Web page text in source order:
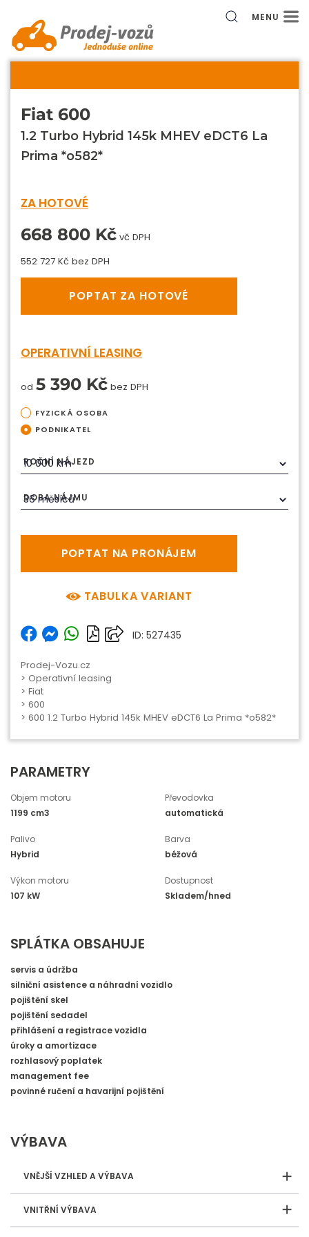
MENU
Fiat 600
1.2 Turbo Hybrid 145k MHEV eDCT6 La
Prima *o582*
ZA HOTOVÉ
668 800 Kč vč DPH
552 727 Kč bez DPH
POPTAT ZA HOTOVÉ
OPERATIVNÍ LEASING
od 5 390 Kč bez DPH
FYZICKÁ OSOBA
PODNIKATEL
ROČNÍ NÁJEZD
DOBA NÁJMU
POPTAT NA PRONÁJEM
TABULKA VARIANT
ID: 527435
Prodej-Vozu.cz
> Operativní leasing
> Fiat
> 600
> 600 1.2 Turbo Hybrid 145k MHEV eDCT6 La Prima *o582*
PARAMETRY
Objem motoru
1199 cm3
Převodovka
automatická
Palivo
Hybrid
Barva
béžová
Výkon motoru
107 kW
Dostupnost
Skladem/hned
SPLÁTKA OBSAHUJE
servis a údržba
silniční asistence a náhradní vozidlo
pojištění skel
pojištění sedadel
přihlášení a registrace vozidla
úroky a amortizace
rozhlasový poplatek
management fee
povinné ručení a havarijní pojištění
VÝBAVA
VNĚJŠÍ VZHLED A VÝBAVA
VNITŘNÍ VÝBAVA